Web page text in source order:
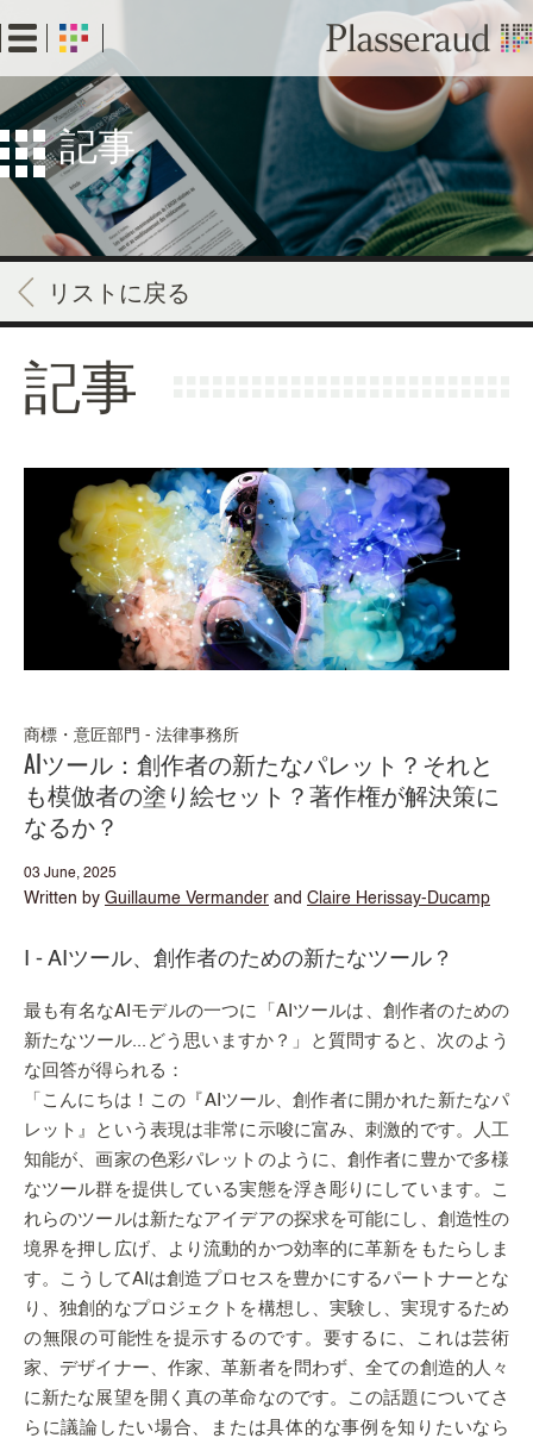
to
main
content
記事
リストに戻る
記事
商標・意匠部門 - 法律事務所
AIツール：創作者の新たなパレット？それと
も模倣者の塗り絵セット？著作権が解決策に
なるか？
03 June, 2025
Written by Guillaume Vermander and Claire Herissay-Ducamp
I - AIツール、創作者のための新たなツール？
最も有名なAIモデルの一つに「AIツールは、創作者のための
新たなツール...どう思いますか？」と質問すると、次のよう
な回答が得られる：
「こんにちは！この『AIツール、創作者に開かれた新たなパ
レット』という表現は非常に示唆に富み、刺激的です。人工
知能が、画家の色彩パレットのように、創作者に豊かで多様
なツール群を提供している実態を浮き彫りにしています。こ
れらのツールは新たなアイデアの探求を可能にし、創造性の
境界を押し広げ、より流動的かつ効率的に革新をもたらしま
す。こうしてAIは創造プロセスを豊かにするパートナーとな
り、独創的なプロジェクトを構想し、実験し、実現するため
の無限の可能性を提示するのです。要するに、これは芸術
家、デザイナー、作家、革新者を問わず、全ての創造的人々
に新たな展望を開く真の革命なのです。この話題についてさ
らに議論したい場合、または具体的な事例を知りたいなら